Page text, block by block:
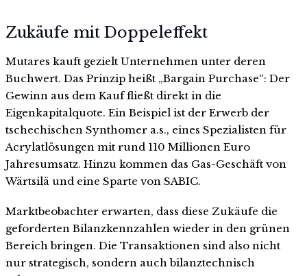
Zukäufe mit Doppeleffekt
Mutares kauft gezielt Unternehmen unter deren
Buchwert. Das Prinzip heißt „Bargain Purchase“: Der
Gewinn aus dem Kauf fließt direkt in die
Eigenkapitalquote. Ein Beispiel ist der Erwerb der
tschechischen Synthomer a.s., eines Spezialisten für
Acrylatlösungen mit rund 110 Millionen Euro
Jahresumsatz. Hinzu kommen das Gas-Geschäft von
Wärtsilä und eine Sparte von SABIC.
Marktbeobachter erwarten, dass diese Zukäufe die
geforderten Bilanzkennzahlen wieder in den grünen
Bereich bringen. Die Transaktionen sind also nicht
nur strategisch, sondern auch bilanztechnisch